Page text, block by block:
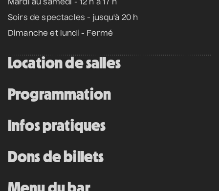
Mardi au samedi - 12 h à 17 h
Soirs de spectacles - jusqu'à 20 h
Dimanche et lundi - Fermé
Location de salles
Programmation
Infos pratiques
Dons de billets